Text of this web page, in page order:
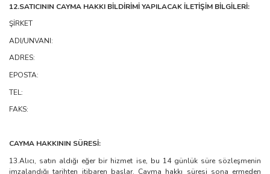
12.SATICININ CAYMA HAKKI BİLDİRİMİ YAPILACAK İLETİŞİM BİLGİLERİ:
ŞİRKET
ADI/UNVANI:
ADRES:
EPOSTA:
TEL:
FAKS:
CAYMA HAKKININ SÜRESİ:
13.Alıcı, satın aldığı eğer bir hizmet ise, bu 14 günlük süre sözleşmenin
imzalandığı tarihten itibaren başlar. Cayma hakkı süresi sona ermeden